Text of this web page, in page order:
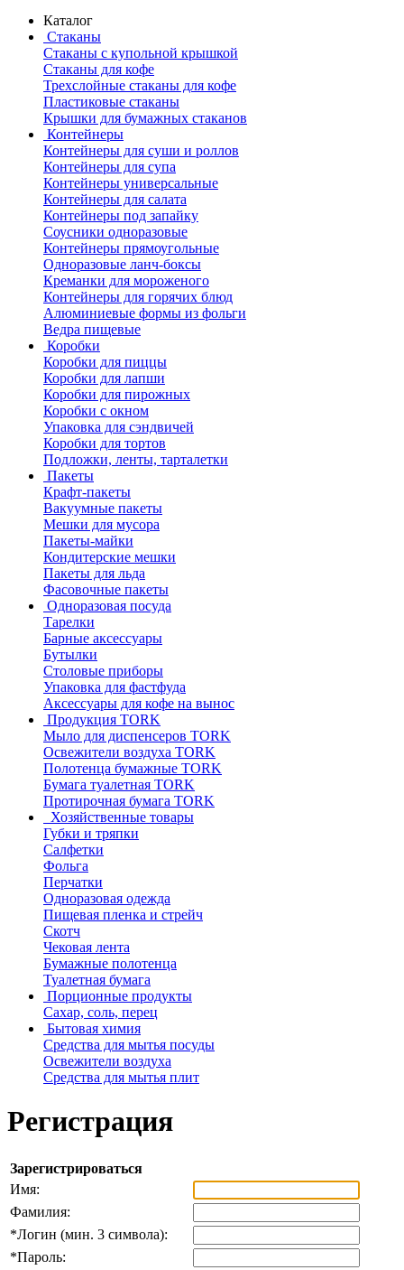
Каталог
Стаканы
Стаканы с купольной крышкой
Стаканы для кофе
Трехслойные стаканы для кофе
Пластиковые стаканы
Крышки для бумажных стаканов
Контейнеры
Контейнеры для суши и роллов
Контейнеры для супа
Контейнеры универсальные
Контейнеры для салата
Контейнеры под запайку
Соусники одноразовые
Контейнеры прямоугольные
Одноразовые ланч-боксы
Креманки для мороженого
Контейнеры для горячих блюд
Алюминиевые формы из фольги
Ведра пищевые
Коробки
Коробки для пиццы
Коробки для лапши
Коробки для пирожных
Коробки с окном
Упаковка для сэндвичей
Коробки для тортов
Подложки, ленты, тарталетки
Пакеты
Крафт-пакеты
Вакуумные пакеты
Мешки для мусора
Пакеты-майки
Кондитерские мешки
Пакеты для льда
Фасовочные пакеты
Одноразовая посуда
Тарелки
Барные аксессуары
Бутылки
Столовые приборы
Упаковка для фастфуда
Аксессуары для кофе на вынос
Продукция TORK
Мыло для диспенсеров TORK
Освежители воздуха TORK
Полотенца бумажные TORK
Бумага туалетная TORK
Протирочная бумага TORK
Хозяйственные товары
Губки и тряпки
Салфетки
Фольга
Перчатки
Одноразовая одежда
Пищевая пленка и стрейч
Скотч
Чековая лента
Бумажные полотенца
Туалетная бумага
Порционные продукты
Сахар, соль, перец
Бытовая химия
Средства для мытья посуды
Освежители воздуха
Средства для мытья плит
Регистрация
Зарегистрироваться
Имя:
Фамилия:
*Логин (мин. 3 символа):
*Пароль: